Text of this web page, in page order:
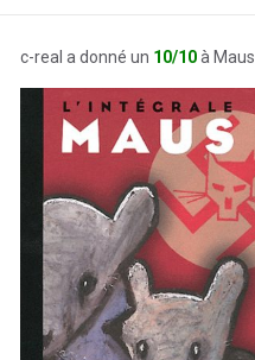
c-real a donné un 10/10à Maus